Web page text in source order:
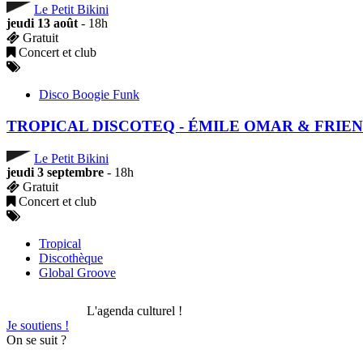
Le Petit Bikini
jeudi 13 août- 18h
Gratuit
Concert et club
Disco Boogie Funk
TROPICAL DISCOTEQ - ÉMILE OMAR &
Le Petit Bikini
jeudi 3 septembre - 18h
Gratuit
Concert et club
Tropical
Discothèque
Global Groove
L'agenda culturel !
Je soutiens !
On se suit ?